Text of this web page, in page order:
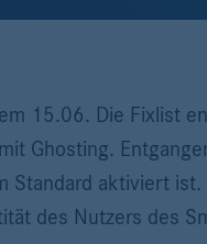
15.06. Die Fixlist
Ghosting.
Standard aktiviert
des Nutzers des